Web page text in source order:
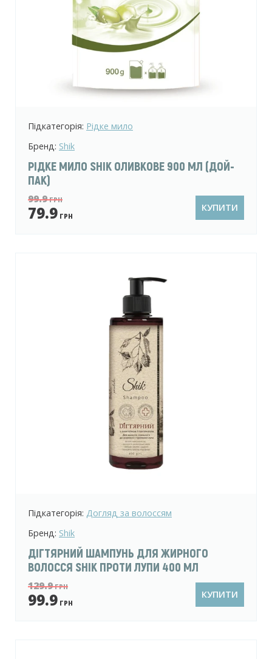
Підкатегорія: Рідке мило
Бренд: Shik
РІДКЕ МИЛО SHIK ОЛИВКОВЕ 900 МЛ (ДОЙ-
ПАК)
99.9ГРН
79.9 ГРН
КУПИТИ
Підкатегорія: Догляд за волоссям
Бренд: Shik
ДІГТЯРНИЙ ШАМПУНЬ ДЛЯ ЖИРНОГО
ВОЛОССЯ SHIK ПРОТИ ЛУПИ 400 МЛ
129.9ГРН
99.9 ГРН
КУПИТИ